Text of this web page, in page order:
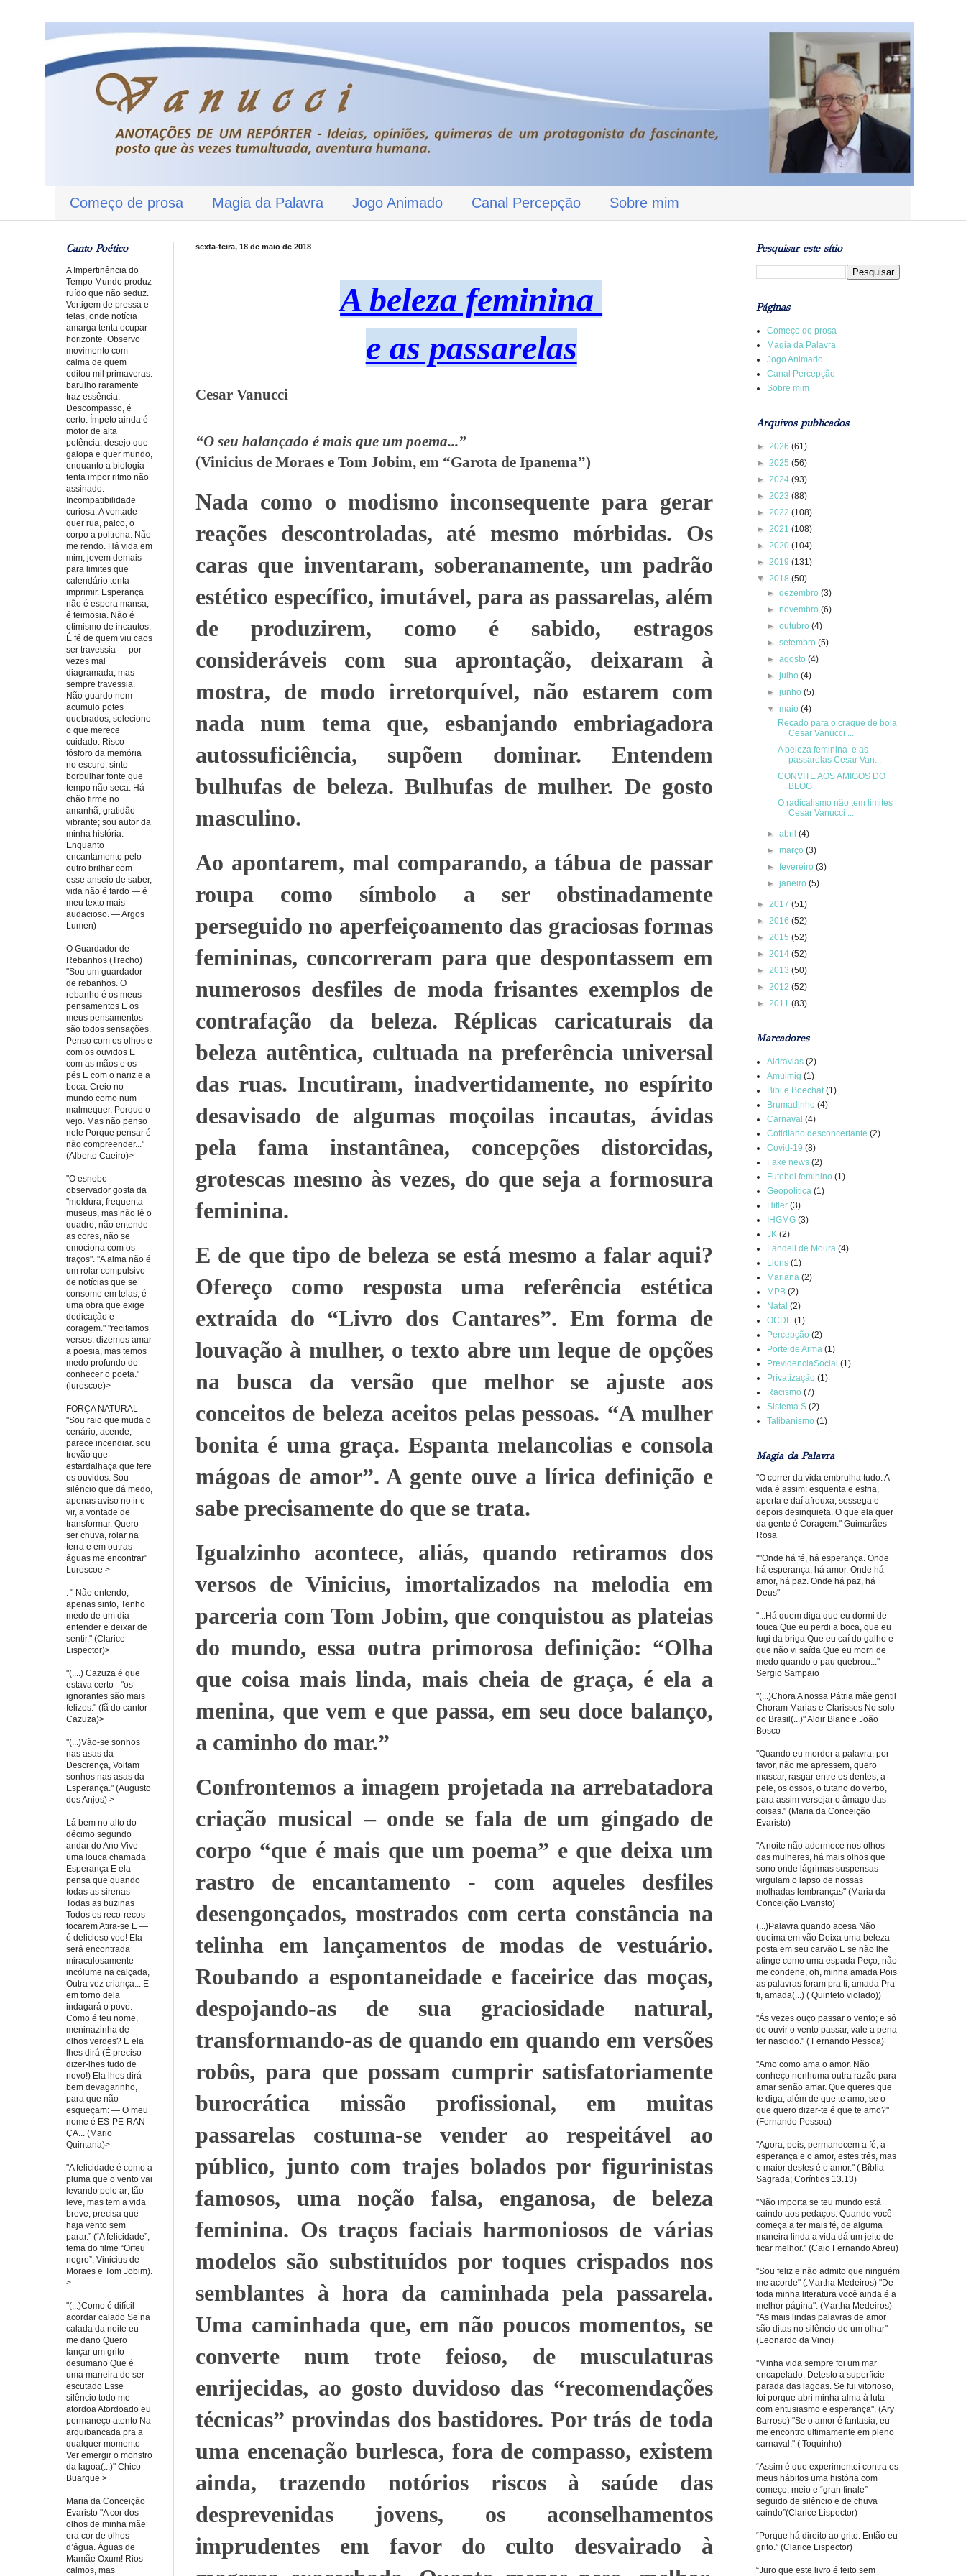
Começo de prosa Magia da Palavra Jogo Animado Canal Percepção Sobre mim
sexta-feira, 18 de maio de 2018
A beleza feminina
e as passarelas
Cesar Vanucci
“O seu balançado é mais que um poema...”
(Vinicius de Moraes e Tom Jobim, em “Garota de Ipanema”)
Nada como o modismo inconsequente para gerar
reações descontroladas, até mesmo mórbidas. Os
caras que inventaram, soberanamente, um padrão
estético específico, imutável, para as passarelas, além
de produzirem, como é sabido, estragos
consideráveis com sua aprontação, deixaram à
mostra, de modo irretorquível, não estarem com
nada num tema que, esbanjando embriagadora
autossuficiência, supõem dominar. Entendem
bulhufas de beleza. Bulhufas de mulher. De gosto
masculino.
Ao apontarem, mal comparando, a tábua de passar
roupa como símbolo a ser obstinadamente
perseguido no aperfeiçoamento das graciosas formas
femininas, concorreram para que despontassem em
numerosos desfiles de moda frisantes exemplos de
contrafação da beleza. Réplicas caricaturais da
beleza autêntica, cultuada na preferência universal
das ruas. Incutiram, inadvertidamente, no espírito
desavisado de algumas moçoilas incautas, ávidas
pela fama instantânea, concepções distorcidas,
grotescas mesmo às vezes, do que seja a formosura
feminina.
E de que tipo de beleza se está mesmo a falar aqui?
Ofereço como resposta uma referência estética
extraída do “Livro dos Cantares”. Em forma de
louvação à mulher, o texto abre um leque de opções
na busca da versão que melhor se ajuste aos
conceitos de beleza aceitos pelas pessoas. “A mulher
bonita é uma graça. Espanta melancolias e consola
mágoas de amor”. A gente ouve a lírica definição e
sabe precisamente do que se trata.
Igualzinho acontece, aliás, quando retiramos dos
versos de Vinicius, imortalizados na melodia em
parceria com Tom Jobim, que conquistou as plateias
do mundo, essa outra primorosa definição: “Olha
que coisa mais linda, mais cheia de graça, é ela a
menina, que vem e que passa, em seu doce balanço,
a caminho do mar.”
Confrontemos a imagem projetada na arrebatadora
criação musical – onde se fala de um gingado de
corpo “que é mais que um poema” e que deixa um
rastro de encantamento - com aqueles desfiles
desengonçados, mostrados com certa constância na
telinha em lançamentos de modas de vestuário.
Roubando a espontaneidade e faceirice das moças,
despojando-as de sua graciosidade natural,
transformando-as de quando em quando em versões
robôs, para que possam cumprir satisfatoriamente
burocrática missão profissional, em muitas
passarelas costuma-se vender ao respeitável ao
público, junto com trajes bolados por figurinistas
famosos, uma noção falsa, enganosa, de beleza
feminina. Os traços faciais harmoniosos de várias
modelos são substituídos por toques crispados nos
semblantes à hora da caminhada pela passarela.
Uma caminhada que, em não poucos momentos, se
converte num trote feioso, de musculaturas
enrijecidas, ao gosto duvidoso das “recomendações
técnicas” provindas dos bastidores. Por trás de toda
uma encenação burlesca, fora de compasso, existem
ainda, trazendo notórios riscos à saúde das
desprevenidas jovens, os aconselhamentos
imprudentes em favor do culto desvairado à
Canto Poético
A Impertinência do
Tempo Mundo produz
ruído que não seduz.
Vertigem de pressa e
telas, onde notícia
amarga tenta ocupar
horizonte. Observo
movimento com
calma de quem
editou mil primaveras:
barulho raramente
traz essência.
Descompasso, é
certo. Ímpeto ainda é
motor de alta
potência, desejo que
galopa e quer mundo,
enquanto a biologia
tenta impor ritmo não
assinado.
Incompatibilidade
curiosa: A vontade
quer rua, palco, o
corpo a poltrona. Não
me rendo. Há vida em
mim, jovem demais
para limites que
calendário tenta
imprimir. Esperança
não é espera mansa;
é teimosia. Não é
otimismo de incautos.
É fé de quem viu caos
ser travessia — por
vezes mal
diagramada, mas
sempre travessia.
Não guardo nem
acumulo potes
quebrados; seleciono
o que merece
cuidado. Risco
fósforo da memória
no escuro, sinto
borbulhar fonte que
tempo não seca. Há
chão firme no
amanhã, gratidão
vibrante; sou autor da
minha história.
Enquanto
encantamento pelo
outro brilhar com
esse anseio de saber,
vida não é fardo — é
meu texto mais
audacioso. — Argos
Lumen)
O Guardador de
Rebanhos (Trecho)
"Sou um guardador
de rebanhos. O
rebanho é os meus
pensamentos E os
meus pensamentos
são todos sensações.
Penso com os olhos e
com os ouvidos E
com as mãos e os
pés E com o nariz e a
boca. Creio no
mundo como num
malmequer, Porque o
vejo. Mas não penso
nele Porque pensar é
não compreender..."
(Alberto Caeiro)>
"O esnobe
observador gosta da
"moldura, frequenta
museus, mas não lê o
quadro, não entende
as cores, não se
emociona com os
traços". "A alma não é
um rolar compulsivo
de notícias que se
consome em telas, é
uma obra que exige
dedicação e
coragem." "recitamos
versos, dizemos amar
a poesia, mas temos
medo profundo de
conhecer o poeta."
(luroscoe)>
FORÇA NATURAL
"Sou raio que muda o
cenário, acende,
parece incendiar. sou
trovão que
estardalhaça que fere
os ouvidos. Sou
silêncio que dá medo,
apenas aviso no ir e
vir, a vontade de
transformar. Quero
ser chuva, rolar na
terra e em outras
águas me encontrar"
Luroscoe >
. " Não entendo,
apenas sinto, Tenho
medo de um dia
entender e deixar de
sentir." (Clarice
Lispector)>
"(....) Cazuza é que
estava certo - "os
ignorantes são mais
felizes." (fã do cantor
Cazuza)>
"(...)Vão-se sonhos
nas asas da
Descrença, Voltam
sonhos nas asas da
Esperança." (Augusto
dos Anjos) >
Lá bem no alto do
décimo segundo
andar do Ano Vive
uma louca chamada
Esperança E ela
pensa que quando
todas as sirenas
Todas as buzinas
Todos os reco-recos
tocarem Atira-se E —
ó delicioso voo! Ela
será encontrada
miraculosamente
incólume na calçada,
Outra vez criança... E
em torno dela
indagará o povo: —
Como é teu nome,
meninazinha de
olhos verdes? E ela
lhes dirá (É preciso
dizer-lhes tudo de
novo!) Ela lhes dirá
bem devagarinho,
para que não
esqueçam: — O meu
nome é ES-PE-RAN-
ÇA... (Mario
Quintana)>
"A felicidade é como a
pluma que o vento vai
levando pelo ar; tão
leve, mas tem a vida
breve, precisa que
haja vento sem
parar.” (“A felicidade”,
tema do filme “Orfeu
negro”, Vinicius de
Moraes e Tom Jobim).
>
"(...)Como é difícil
acordar calado Se na
calada da noite eu
me dano Quero
lançar um grito
desumano Que é
uma maneira de ser
escutado Esse
silêncio todo me
atordoa Atordoado eu
permaneço atento Na
arquibancada pra a
qualquer momento
Ver emergir o monstro
da lagoa(...)" Chico
Buarque >
Maria da Conceição
Evaristo "A cor dos
olhos de minha mãe
era cor de olhos
d’água. Águas de
Mamãe Oxum! Rios
calmos, mas
Pesquisar este sítio
Páginas
Começo de prosa
Magia da Palavra
Jogo Animado
Canal Percepção
Sobre mim
Arquivos publicados
► 2026 (61)
► 2025 (56)
► 2024 (93)
► 2023 (88)
► 2022 (108)
► 2021 (108)
► 2020 (104)
► 2019 (131)
▼ 2018 (50)
►dezembro(3)
►novembro(6)
►outubro(4)
►setembro(5)
►agosto(4)
►julho(4)
►junho(5)
▼maio(4)
Recado para o craque de bola
Cesar Vanucci ...
A beleza feminina e as
passarelas Cesar Van...
CONVITE AOS AMIGOS DO
BLOG
O radicalismo não tem limites
Cesar Vanucci ...
►abril(4)
►março(3)
►fevereiro(3)
►janeiro(5)
► 2017 (51)
► 2016 (52)
► 2015 (52)
► 2014 (52)
► 2013 (50)
► 2012 (52)
► 2011 (83)
Marcadores
Aldravias (2)
Amulmig (1)
Bibi e Boechat (1)
Brumadinho (4)
Carnaval (4)
Cotidiano desconcertante (2)
Covid-19 (8)
Fake news (2)
Futebol feminino (1)
Geopolítica (1)
Hitler (3)
IHGMG (3)
JK (2)
Landell de Moura (4)
Lions (1)
Mariana (2)
MPB (2)
Natal (2)
OCDE (1)
Percepção (2)
Porte de Arma (1)
PrevidenciaSocial (1)
Privatização (1)
Racismo (7)
Sistema S (2)
Talibanismo (1)
Magia da Palavra
"O correr da vida embrulha tudo. A
vida é assim: esquenta e esfria,
aperta e daí afrouxa, sossega e
depois desinquieta. O que ela quer
da gente é Coragem." Guimarães
Rosa
""Onde há fé, há esperança. Onde
há esperança, há amor. Onde há
amor, há paz. Onde há paz, há
Deus"
"...Há quem diga que eu dormi de
touca Que eu perdi a boca, que eu
fugi da briga Que eu caí do galho e
que não vi saída Que eu morri de
medo quando o pau quebrou..."
Sergio Sampaio
"(...)Chora A nossa Pátria mãe gentil
Choram Marias e Clarisses No solo
do Brasil(...)" Aldir Blanc e João
Bosco
"Quando eu morder a palavra, por
favor, não me apressem, quero
mascar, rasgar entre os dentes, a
pele, os ossos, o tutano do verbo,
para assim versejar o âmago das
coisas." (Maria da Conceição
Evaristo)
"A noite não adormece nos olhos
das mulheres, há mais olhos que
sono onde lágrimas suspensas
virgulam o lapso de nossas
molhadas lembranças" (Maria da
Conceição Evaristo)
(...)Palavra quando acesa Não
queima em vão Deixa uma beleza
posta em seu carvão E se não lhe
atinge como uma espada Peço, não
me condene, oh, minha amada Pois
as palavras foram pra ti, amada Pra
ti, amada(...) ( Quinteto violado))
"Às vezes ouço passar o vento; e só
de ouvir o vento passar, vale a pena
ter nascido." ( Fernando Pessoa)
"Amo como ama o amor. Não
conheço nenhuma outra razão para
amar senão amar. Que queres que
te diga, além de que te amo, se o
que quero dizer-te é que te amo?"
(Fernando Pessoa)
"Agora, pois, permanecem a fé, a
esperança e o amor, estes três, mas
o maior destes é o amor." ( Bíblia
Sagrada; Coríntios 13.13)
"Não importa se teu mundo está
caindo aos pedaços. Quando você
começa a ter mais fé, de alguma
maneira linda a vida dá um jeito de
ficar melhor." (Caio Fernando Abreu)
"Sou feliz e não admito que ninguém
me acorde" (.Martha Medeiros) "De
toda minha literatura você ainda é a
melhor página". (Martha Medeiros)
"As mais lindas palavras de amor
são ditas no silêncio de um olhar"
(Leonardo da Vinci)
"Minha vida sempre foi um mar
encapelado. Detesto a superfície
parada das lagoas. Se fui vitorioso,
foi porque abri minha alma à luta
com entusiasmo e esperança". (Ary
Barroso) "Se o amor é fantasia, eu
me encontro ultimamente em pleno
carnaval." ( Toquinho)
“Assim é que experimentei contra os
meus hábitos uma história com
começo, meio e “gran finale”
seguido de silêncio e de chuva
caindo”(Clarice Lispector)
“Porque há direito ao grito. Então eu
grito.” (Clarice Lispector)
“Juro que este livro é feito sem